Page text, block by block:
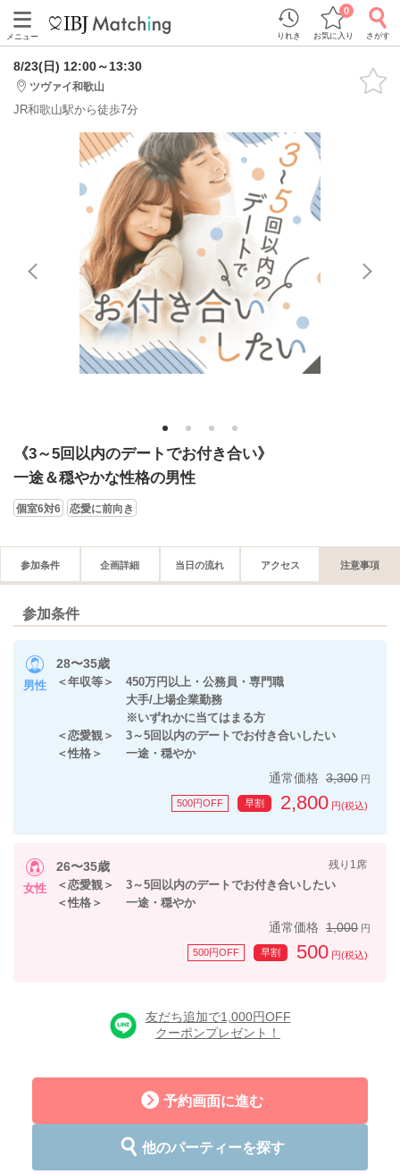
メニュー りれき お気に入り
0
さがす
8/23(日) 12:00～13:30
ツヴァイ和歌山
JR和歌山駅から徒歩7分
1 2 3 4
《3～5回以内のデートでお付き合い》
一途＆穏やかな性格の男性
個室6対6 恋愛に前向き
参加条件 企画詳細 当日の流れ アクセス 注意事項
参加条件
男性
28〜35歳
＜年収等＞ 450万円以上・公務員・専門職
大手/上場企業勤務
※いずれかに当てはまる方
＜恋愛観＞ 3～5回以内のデートでお付き合いしたい
＜性格＞ 一途・穏やか
通常価格 3,300 円
500円OFF 早割 2,800 円(税込)
女性
残り1席
26〜35歳
＜恋愛観＞ 3～5回以内のデートでお付き合いしたい
＜性格＞ 一途・穏やか
通常価格 1,000 円
500円OFF 早割 500 円(税込)
友だち追加で1,000円OFF
クーポンプレゼント！
予約画面に進む
他のパーティーを探す